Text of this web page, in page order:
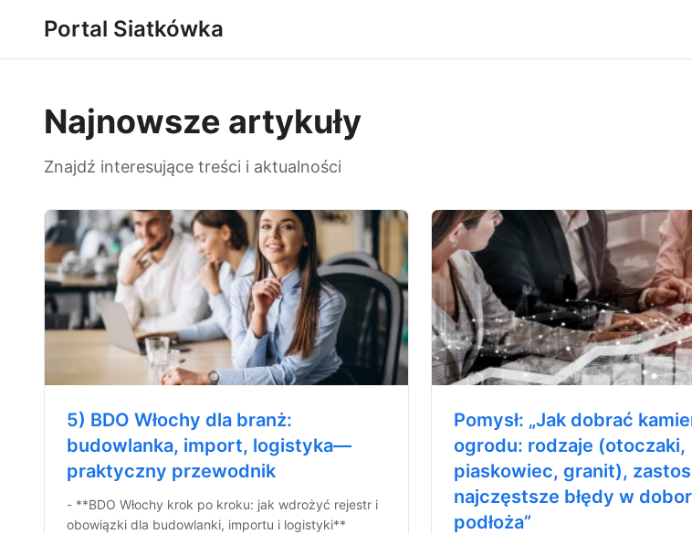
Portal Siatkówka
Najnowsze artykuły
Znajdź interesujące treści i aktualności
5) BDO Włochy dla branż:
budowlanka, import, logistyka—
praktyczny przewodnik
- **BDO Włochy krok po kroku: jak wdrożyć rejestr i
obowiązki dla budowlanki, importu i logistyki**
Pomysł: „Jak dobrać
ogrodu: rodzaje (otoczaki,
piaskowiec, granit),
najczęstsze błędy w
podłoża”